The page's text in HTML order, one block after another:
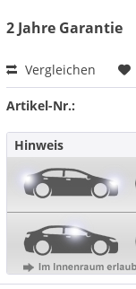
2 Jahre Garantie
Vergleichen
Artikel-Nr.:
Hinweis